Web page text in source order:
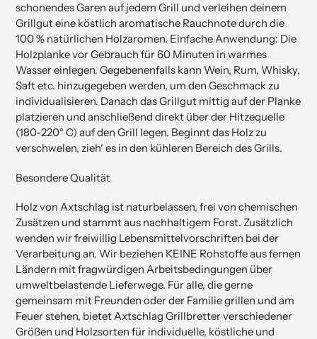
schonendes Garen auf jedem Grill und verleihen deinem
Grillgut eine köstlich aromatische Rauchnote durch die
100 % natürlichen Holzaromen. Einfache Anwendung: Die
Holzplanke vor Gebrauch für 60 Minuten in warmes
Wasser einlegen. Gegebenenfalls kann Wein, Rum, Whisky,
Saft etc. hinzugegeben werden, um den Geschmack zu
individualisieren. Danach das Grillgut mittig auf der Planke
platzieren und anschließend direkt über der Hitzequelle
(180-220° C) auf den Grill legen. Beginnt das Holz zu
verschwelen, zieh‘ es in den kühleren Bereich des Grills.
Besondere Qualität
Holz von Axtschlag ist naturbelassen, frei von chemischen
Zusätzen und stammt aus nachhaltigem Forst. Zusätzlich
wenden wir freiwillig Lebensmittelvorschriften bei der
Verarbeitung an. Wir beziehen KEINE Rohstoffe aus fernen
Ländern mit fragwürdigen Arbeitsbedingungen über
umweltbelastende Lieferwege. Für alle, die gerne
gemeinsam mit Freunden oder der Familie grillen und am
Feuer stehen, bietet Axtschlag Grillbretter verschiedener
Größen und Holzsorten für individuelle, köstliche und